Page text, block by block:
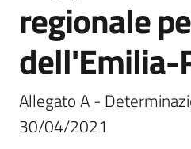
Seguici
regionale
dell'Emilia-
Allegato A -
30/04/2021